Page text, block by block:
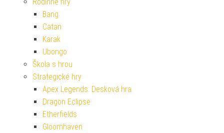
Bang
Catan
Karak
Ubongo
Škola s hrou
Strategické hry
Apex Legends: Desková hra
Dragon Eclipse
Etherfields
Gloomhaven